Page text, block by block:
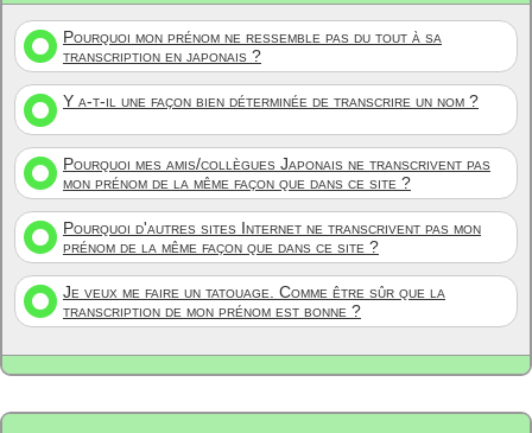
Pourquoi mon prénom ne ressemble pas du tout à sa
transcription en japonais ?
Y a-t-il une façon bien déterminée de transcrire un nom ?
Pourquoi mes amis/collègues Japonais ne transcrivent pas
mon prénom de la même façon que dans ce site ?
Pourquoi d'autres sites Internet ne transcrivent pas mon
prénom de la même façon que dans ce site ?
Je veux me faire un tatouage. Comme être sûr que la
transcription de mon prénom est bonne ?